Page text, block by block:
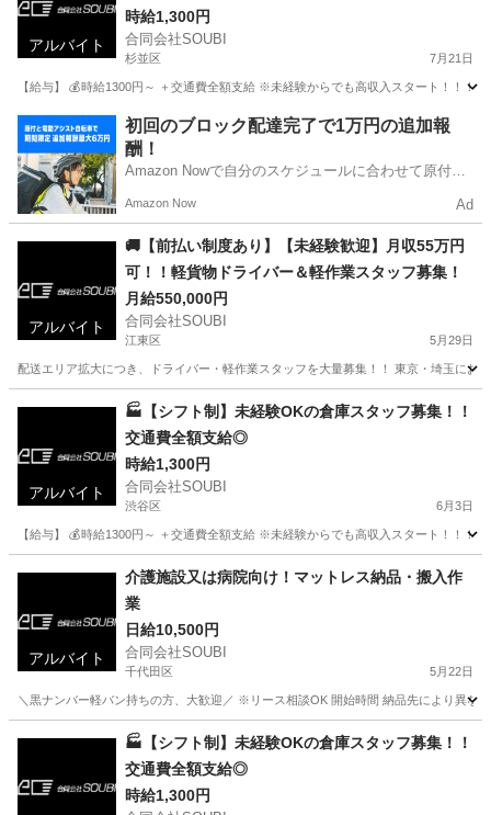
アルバイト
時給1,300円
合同会社SOUBI
杉並区 7月21日
【給与】 💰時給1300円～ ＋交通費全額支給 ※未経験からでも高収入スタート！
倉庫 スタッフ
初回のブロック配達完了で1万円の追加報
酬！
Amazon Nowで自分のスケジュールに合わせて原付や
う！
Amazon Now Ad
アルバイト
🚚【前払い制度あり】【未経験歓迎】月収55万円
可！！軽貨物ドライバー＆軽作業スタッフ募集！
月給550,000円
合同会社SOUBI
江東区 5月29日
配送エリア拡大につき、ドライバー・軽作業スタッフを大量募集！！ 東京・埼玉に
配送 スタッフ
アルバイト
🏭【シフト制】未経験OKの倉庫スタッフ募集！！
交通費全額支給◎
時給1,300円
合同会社SOUBI
渋谷区 6月3日
【給与】 💰時給1300円～ ＋交通費全額支給 ※未経験からでも高収入スタート！
倉庫 スタッフ
アルバイト
介護施設又は病院向け！マットレス納品・搬入作
業
日給10,500円
合同会社SOUBI
千代田区 5月22日
＼黒ナンバー軽バン持ちの方、大歓迎／ ※リース相談OK 開始時間 納品先により異
配送 介護施設
🏭【シフト制】未経験OKの倉庫スタッフ募集！！
交通費全額支給◎
時給1,300円